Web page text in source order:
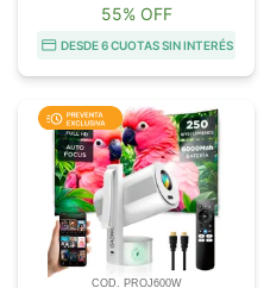
55% OFF
DESDE 6 CUOTAS SIN INTERÉS
COD. PROJ600W